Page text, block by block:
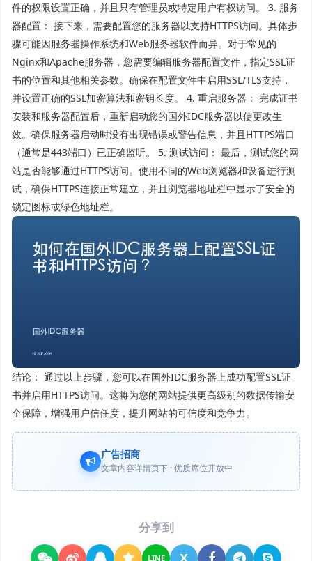
件的权限设置正确，并且只有管理员或特定用户有权访问。 3. 服务
器配置： 接下来，需要配置您的服务器以支持HTTPS访问。具体步
骤可能因服务器操作系统和Web服务器软件而异。对于常见的
Nginx和Apache服务器，您需要编辑服务器配置文件，指定SSL证
书的位置和其他相关参数。确保在配置文件中启用SSL/TLS支持，
并设置正确的SSL加密算法和密钥长度。 4. 重启服务器： 完成证书
安装和服务器配置后，重新启动您的国外IDC服务器以使更改生
效。确保服务器启动时没有出现错误或警告信息，并且HTTPS端口
（通常是443端口）已正确监听。 5. 测试访问： 最后，测试您的网
站是否能够通过HTTPS访问。使用不同的Web浏览器和设备进行测
试，确保HTTPS连接正常建立，并且浏览器地址栏中显示了安全的
锁定图标或绿色地址栏。
结论： 通过以上步骤，您可以在国外IDC服务器上成功配置SSL证
书并启用HTTPS访问。这将为您的网站提供更高级别的数据传输安
全保障，增强用户信任度，提升网站的可信度和竞争力。
广告招商
文章内容详情页下 · 优质席位开放中
分享到
LINE X